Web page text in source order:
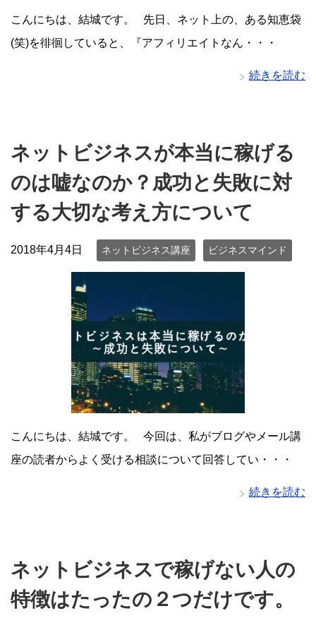
こんにちは、結城です。 先日、ネット上の、ある知恵袋
(笑)を徘徊していると、『アフィリエイトなん・・・
続きを読む
ネットビジネスが本当に稼げる
のは嘘なのか？成功と失敗に対
する大切な考え方について
2018年4月4日 ネットビジネス講座 ビジネスマインド
こんにちは、結城です。 今回は、私がブログやメール講
座の読者からよく受ける相談について回答してい・・・
続きを読む
ネットビジネスで稼げない人の
特徴はたったの２つだけです。